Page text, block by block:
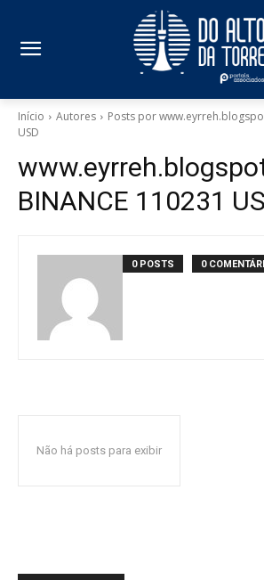
Início Autores
Posts por
USD
BINANCE 110231
0 POSTS 0
Não há posts para exibir